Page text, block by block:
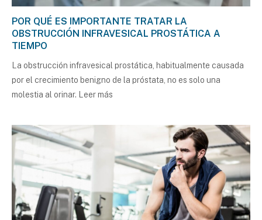
POR QUÉ ES IMPORTANTE TRATAR LA
OBSTRUCCIÓN INFRAVESICAL PROSTÁTICA A
TIEMPO
La obstrucción infravesical prostática, habitualmente causada
por el crecimiento benigno de la próstata, no es solo una
molestia al orinar.
Leer más